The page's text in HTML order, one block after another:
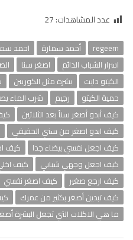
عدد المشاهدات:27
regeem أحمد سمارة احمد
اسرار الشباب الدائم
اصغر سنا
الكيتو دايت
بشرة مثل الكوريين
حمية الكيتو
رجيم شرب الماء
كيف أبدو أصغر سناً بعد الثلاثين
كيف ابدو اصغر من سني الحقيقي
كيف اجعل نفسي بيضاء جدا
كيف
كيف اجعل وجهي شبابي
كيف
كيف ارجع صغير
كيف اصغر نفسي
كيف تبدين أصغر بكثير من عمرك
ما هي الاكلات التي تجعل البشرة